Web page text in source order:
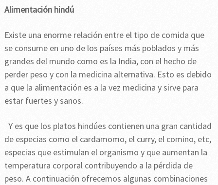
Alimentación hindú
Existe una enorme relación entre el tipo de comida que
se consume en uno de los países más poblados y más
grandes del mundo como es la India, con el hecho de
perder peso y con la medicina alternativa. Esto es debido
a que la alimentación es a la vez medicina y sirve para
estar fuertes y sanos.
Y es que los platos hindúes contienen una gran cantidad
de especias como el cardamomo, el curry, el comino, etc,
especias que estimulan el organismo y que aumentan la
temperatura corporal contribuyendo a la pérdida de
peso. A continuación ofrecemos algunas combinaciones